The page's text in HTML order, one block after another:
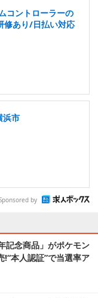
コントローラーの
修あり/日払い対応
浜市
by
記念商品」がポケモン
本人認証”で当選率ア